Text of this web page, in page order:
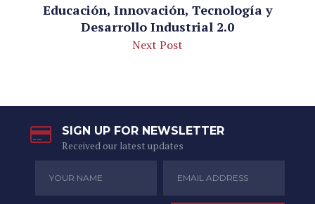
Educación, Innovación, Tecnología y
Desarrollo Industrial 2.0
Next Post
SIGN UP FOR NEWSLETTER
Received our latest updates